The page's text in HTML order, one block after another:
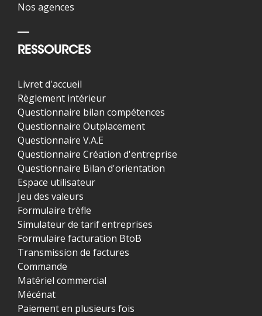
Nos agences
RESSOURCES
Livret d'accueil
Règlement intérieur
Questionnaire bilan compétences
Questionnaire Outplacement
Questionnaire V.A.E
Questionnaire Création d'entreprise
Questionnaire Bilan d'orientation
Espace utilisateur
Jeu des valeurs
Formulaire trèfle
Simulateur de tarif entreprises
Formulaire facturation BtoB
Transmission de factures
Commande
Matériel commercial
Mécénat
Paiement en plusieurs fois